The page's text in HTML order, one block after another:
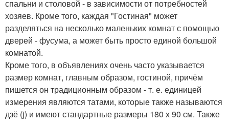
спальни и столовой - в зависимости от потребностей
хозяев. Кроме того, каждая "Гостиная" может
разделяться на несколько маленьких комнат с помощью
дверей - фусума, а может быть просто единой большой
комнатой.
Кроме того, в объявлениях очень часто указывается
размер комнат, главным образом, гостиной, причём
пишется он традиционным образом - т. е. единицей
измерения являются татами, которые также называются
дзё (j) и имеют стандартные размеры 180 х 90 см. Также